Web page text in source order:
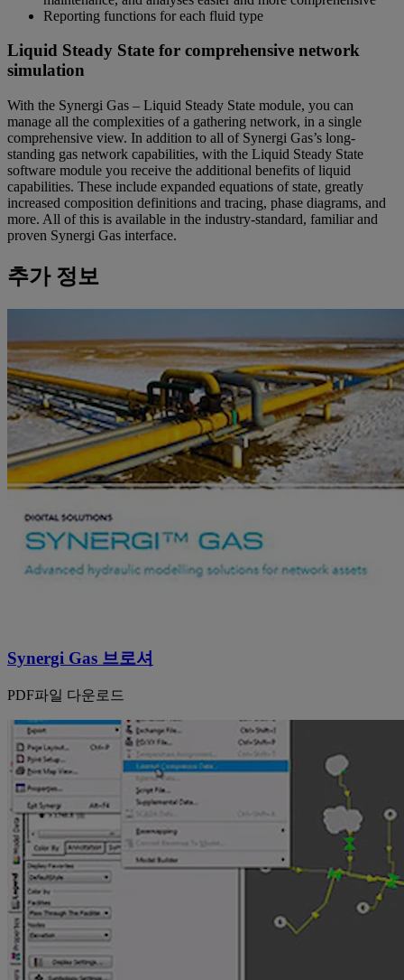
Reporting functions for each fluid type
Liquid Steady State for comprehensive network
simulation
With the Synergi Gas – Liquid Steady State module, you can
manage all the complexities of a gathering network, in a single
comprehensive view. In addition to all of Synergi Gas’s long-
standing gas network capabilities, with the Liquid Steady State
software module you receive the additional benefits of liquid
capabilities. These include expanded equations of state, greatly
increased composition definitions and tracing, phase diagrams, and
more. All of this is available in the industry-standard, familiar and
proven Synergi Gas interface.
추가 정보
Synergi Gas 브로셔
PDF파일 다운로드